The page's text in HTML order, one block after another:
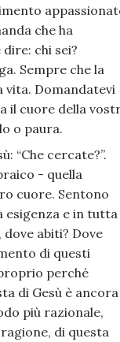
che ha
chi sei?
Sempre che la
vita. Domandatevi
il cuore della
o paura.
“Che cercate?”.
- quella
cuore. Sentono
esigenza e in tutta
abiti? Dove
di questi
perché
di Gesù è ancora
più razionale,
di questa